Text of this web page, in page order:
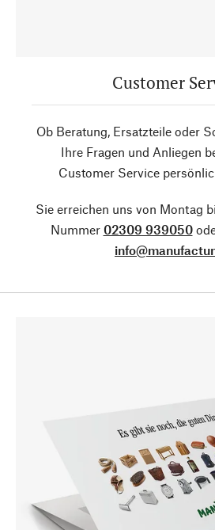
Customer
Ob Beratung, Ersatzteile oder
Ihre Fragen und Anliegen
Customer Service
Sie erreichen uns von Montag
Nummer 02309 939050